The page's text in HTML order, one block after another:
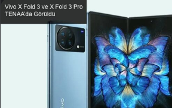
o
w
o
n
X
-
o
s
t
a
g